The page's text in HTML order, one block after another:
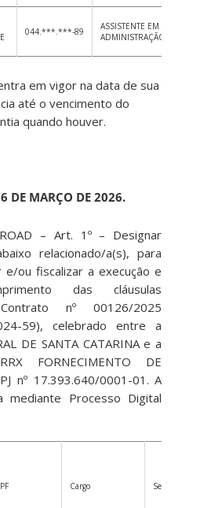
044.***.***-89
ASSISTENTE EM
ADMINISTRAÇÃO
em vigor na data de sua
até o vencimento do
quando houver.
DE MARÇO DE 2026.
– Art. 1º – Designar
relacionado/a(s), para
e/ou fiscalizar a execução e
das cláusulas
nº 00126/2025
59), celebrado entre a
DE SANTA CATARINA e a
FORNECIMENTO DE
nº 17.393.640/0001-01. A
mediante Processo Digital
Cargo Setor